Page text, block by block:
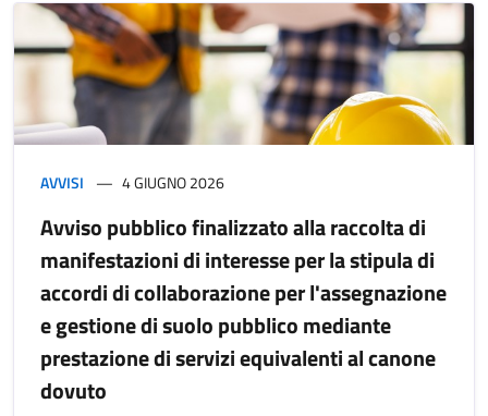
AVVISI 4 GIUGNO 2026
Avviso pubblico finalizzato alla raccolta di
manifestazioni di interesse per la stipula di
accordi di collaborazione per l'assegnazione
e gestione di suolo pubblico mediante
prestazione di servizi equivalenti al canone
dovuto